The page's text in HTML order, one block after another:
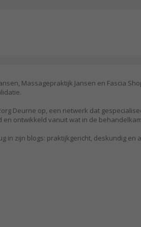
Massagepraktijk Jansen en Fascia
Deurne op, een netwerk dat
ontwikkeld vanuit wat in de
zijn blogs: praktijkgericht, deskundig en